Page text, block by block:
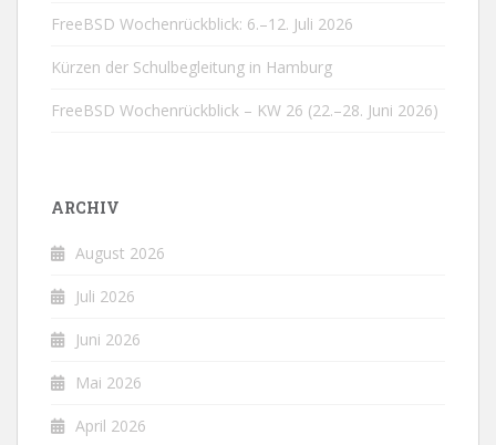
FreeBSD Wochenrückblick: 6.–12. Juli 2026
Kürzen der Schulbegleitung in Hamburg
FreeBSD Wochenrückblick – KW 26 (22.–28. Juni 2026)
ARCHIV
August 2026
Juli 2026
Juni 2026
Mai 2026
April 2026